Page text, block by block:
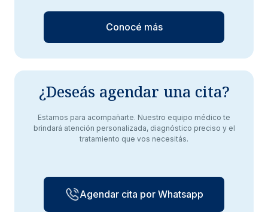
Conocé más
¿Deseás agendar una cita?
Estamos para acompañarte. Nuestro equipo médico te
brindará atención personalizada, diagnóstico preciso y el
tratamiento que vos necesitás.
Agendar cita por Whatsapp